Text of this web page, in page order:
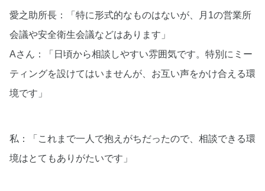
愛之助所長：「特に形式的なものはないが、月1の営業所
会議や安全衛生会議などはあります」
Aさん：「日頃から相談しやすい雰囲気です。特別にミー
ティングを設けてはいませんが、お互い声をかけ合える環
境です」
私：「これまで一人で抱えがちだったので、相談できる環
境はとてもありがたいです」